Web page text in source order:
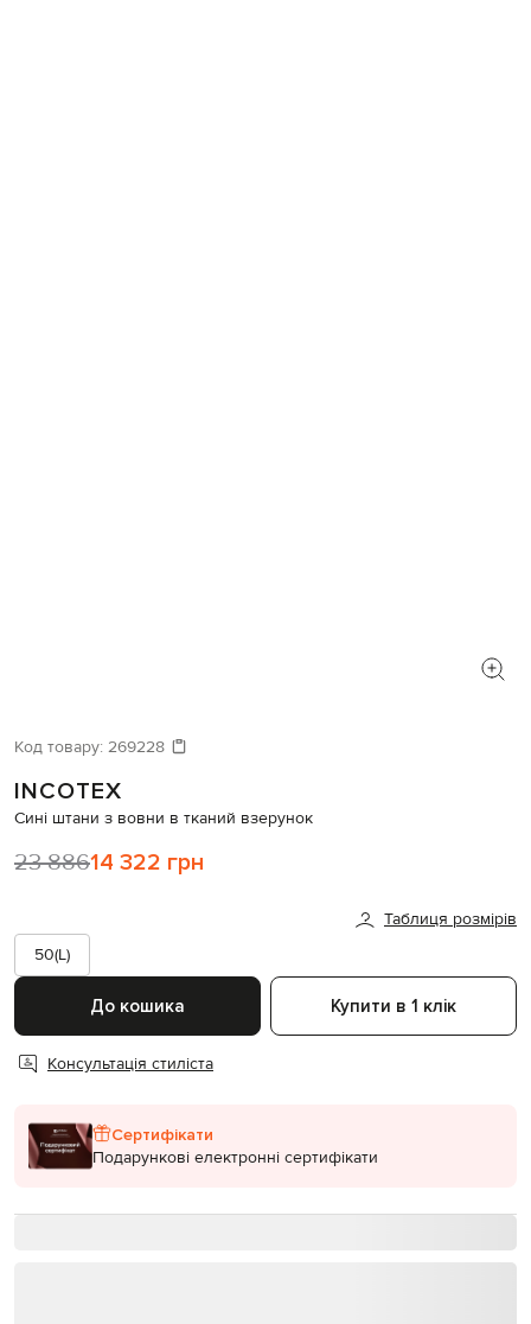
Код товару: 269228
INCOTEX
Сині штани з вовни в тканий взерунок
23 88614 322 грн
Таблиця розмірів
50(L)
До кошика Купити в 1 клік
Консультація стиліста
Сертифікати
Подарункові електронні сертифікати